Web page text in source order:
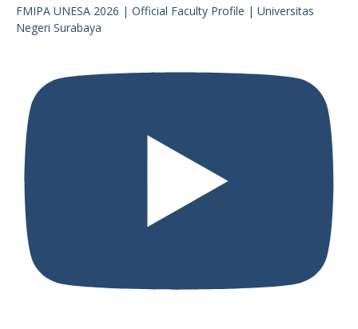
FMIPA UNESA 2026 | Official Faculty Profile | Universitas
Negeri Surabaya